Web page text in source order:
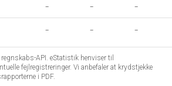
- - -
- - -
API. eStatistik henviser til
fejlregistreringer. Vi anbefaler at krydstjekke
i PDF.